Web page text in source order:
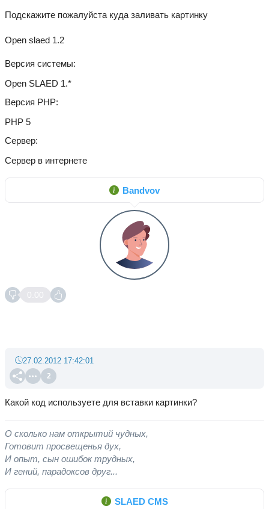
Подскажите пожалуйста куда заливать картинку
Open slaed 1.2
Версия системы
Open SLAED 1.*
Версия PHP
PHP 5
Сервер
Сервер в интернете
Bandvov
0.00
2
27.02.2012 17:42:01
Какой код используете для вставки картинки?
О сколько нам открытий чудных,
Готовит просвещенья дух,
И опыт, сын ошибок трудных,
И гений, парадоксов друг...
SLAED CMS